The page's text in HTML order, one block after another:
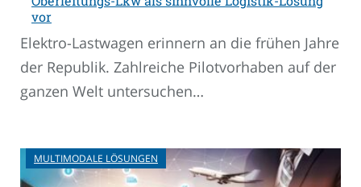
vor
Elektro-Lastwagen erinnern an die frühen Jahre
der Republik. Zahlreiche Pilotvorhaben auf der
ganzen Welt untersuchen…
MULTIMODALE LÖSUNGEN